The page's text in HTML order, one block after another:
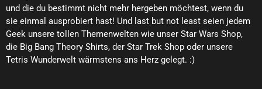
und die du bestimmt nicht mehr hergeben möchtest, wenn du
sie einmal ausprobiert hast! Und last but not least seien jedem
Geek unsere tollen Themenwelten wie unser Star Wars Shop,
die Big Bang Theory Shirts, der Star Trek Shop oder unsere
Tetris Wunderwelt wärmstens ans Herz gelegt. :)